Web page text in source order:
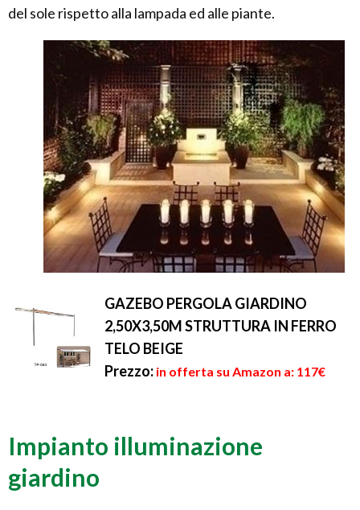
del sole rispetto alla lampada ed alle piante.
GAZEBO PERGOLA GIARDINO
2,50X3,50M STRUTTURA IN FERRO
TELO BEIGE
Prezzo: in offerta su Amazon a: 117€
Impianto illuminazione
giardino